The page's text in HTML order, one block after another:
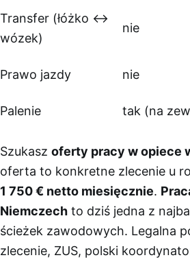
Transfer (łóżko ↔
wózek)
nie
Prawo jazdy nie
Palenie tak (na
Szukasz oferty pracy w opiece
oferta to konkretne zlecenie u
1 750 € netto miesięcznie.
Niemczech to dziś jedna z
ścieżek zawodowych. Legalna
zlecenie, ZUS, polski